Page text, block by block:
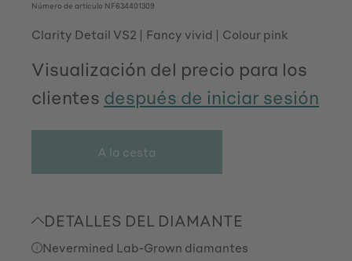
Número de artículo NF634401309
Clarity Detail VS2 Fancy vivid Colour pink
Visualización del precio para los
clientes después de iniciar sesión
A la cesta
DETALLES DEL DIAMANTE
Nevermined Lab-Grown diamantes